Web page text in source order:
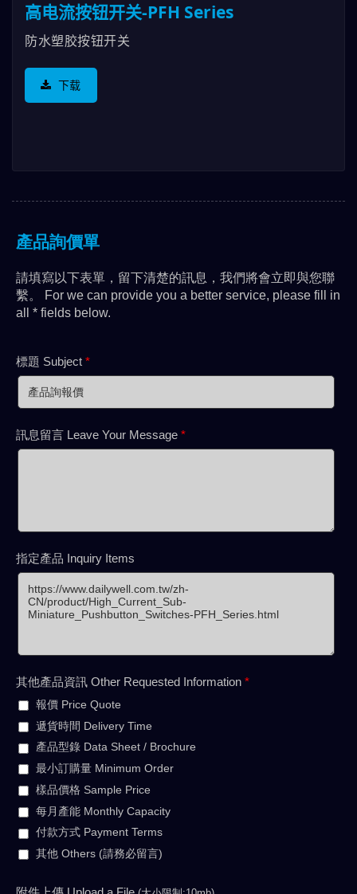
高电流按钮开关-PFH Series
防水塑胶按钮开关
下载